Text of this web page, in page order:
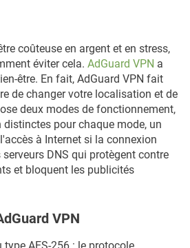
coûteuse en argent et en stress,
éviter cela. AdGuard VPN a
être. En fait, AdGuard VPN fait
de changer votre localisation et de
deux modes de fonctionnement,
pour chaque mode, un
à Internet si la connexion
serveurs DNS qui protègent contre
et bloquent les publicités
VPN